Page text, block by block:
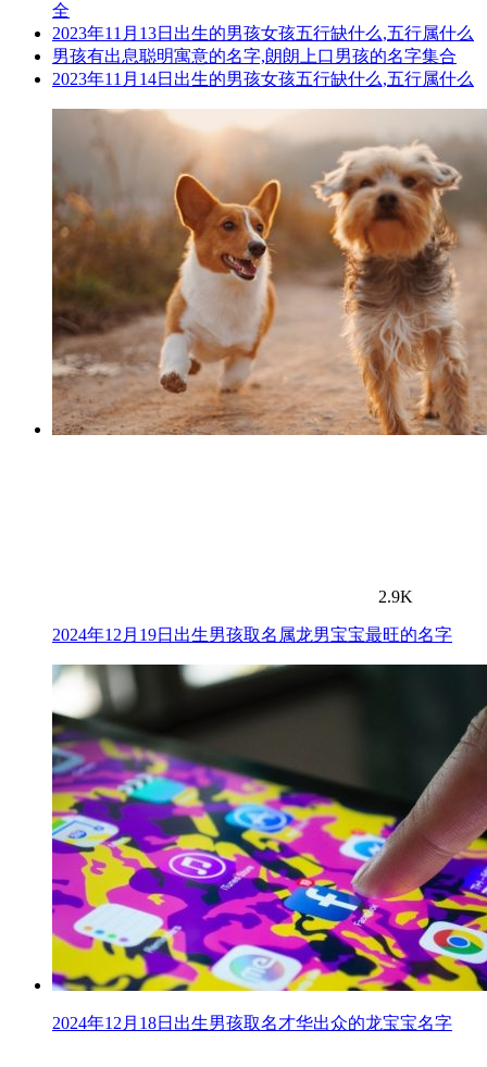
全
2023年11月13日出生的男孩女孩五行缺什么,五行属什么
男孩有出息聪明寓意的名字,朗朗上口男孩的名字集合
2023年11月14日出生的男孩女孩五行缺什么,五行属什么
2.9K
2024年12月19日出生男孩取名属龙男宝宝最旺的名字
2024年12月18日出生男孩取名才华出众的龙宝宝名字